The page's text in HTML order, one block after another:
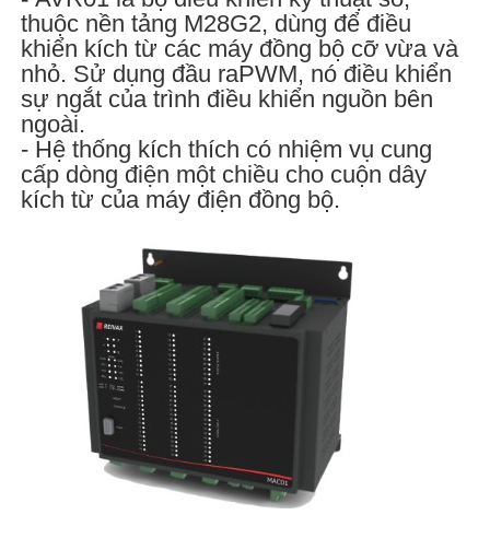
thuộc nền tảng M28G2, dùng để điều
khiển kích từ các máy đồng bộ cỡ vừa và
nhỏ. Sử dụng đầu raPWM, nó điều khiển
sự ngắt của trình điều khiển nguồn bên
ngoài.
- Hệ thống kích thích có nhiệm vụ cung
cấp dòng điện một chiều cho cuộn dây
kích từ của máy điện đồng bộ.